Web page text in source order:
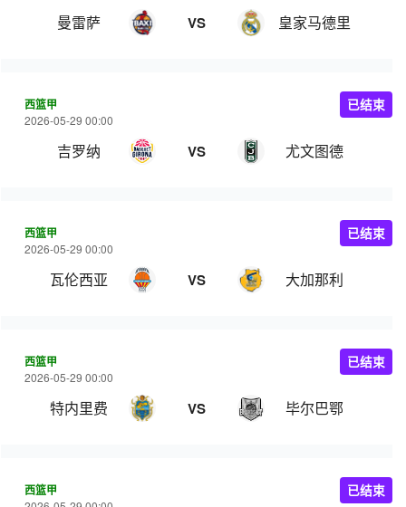
曼雷萨 VS 皇家马德里
西篮甲
2026-05-29 00:00
吉罗纳 VS 尤文图德
已结束
西篮甲
2026-05-29 00:00
瓦伦西亚 VS 大加那利
已结束
西篮甲
2026-05-29 00:00
特内里费 VS 毕尔巴鄂
已结束
西篮甲 已结束